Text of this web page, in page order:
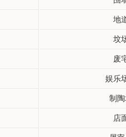
地
坟
废
娱乐
制
店